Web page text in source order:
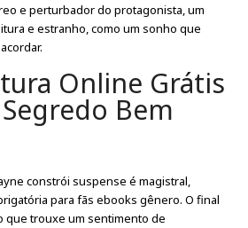
e perturbador do protagonista, um
e estranho, como um sonho que
Online Grátis
Bem
constrói suspense é magistral,
para fãs ebooks gênero. O final
que trouxe um sentimento de